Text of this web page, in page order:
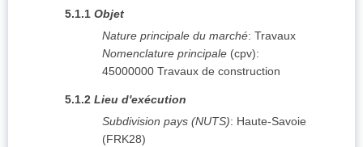
5.1.1 Objet
Nature principale du marché: Travaux
Nomenclature principale (cpv):
45000000 Travaux de construction
5.1.2 Lieu d'exécution
Subdivision pays (NUTS): Haute-Savoie
(FRK28)